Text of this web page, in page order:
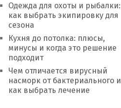
Одежда для охоты и рыбалки:
как выбрать экипировку для
сезона
Кухня до потолка: плюсы,
минусы и когда это решение
подходит
Чем отличается вирусный
насморк от бактериального и
как выбрать лечение